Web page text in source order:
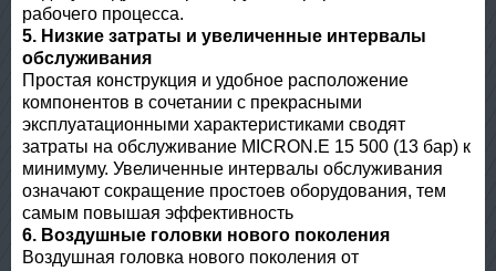
рабочего процесса.
5. Низкие затраты и увеличенные интервалы
обслуживания
Простая конструкция и удобное расположение
компонентов в сочетании с прекрасными
эксплуатационными характеристиками сводят
затраты на обслуживание MICRON.E 15 500 (13 бар) к
минимуму. Увеличенные интервалы обслуживания
означают сокращение простоев оборудования, тем
самым повышая эффективность
6. Воздушные головки нового поколения
Воздушная головка нового поколения от